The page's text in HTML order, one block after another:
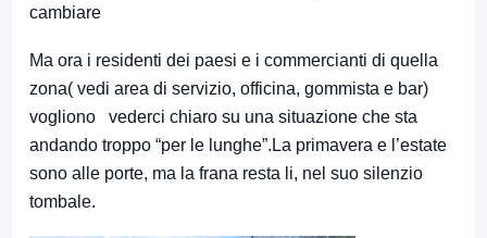
cambiare
Ma ora i residenti dei paesi e i commercianti di quella
zona( vedi area di servizio, officina, gommista e bar)
vogliono vederci chiaro su una situazione che sta
andando troppo “per le lunghe”.La primavera e l’estate
sono alle porte, ma la frana resta li, nel suo silenzio
tombale.